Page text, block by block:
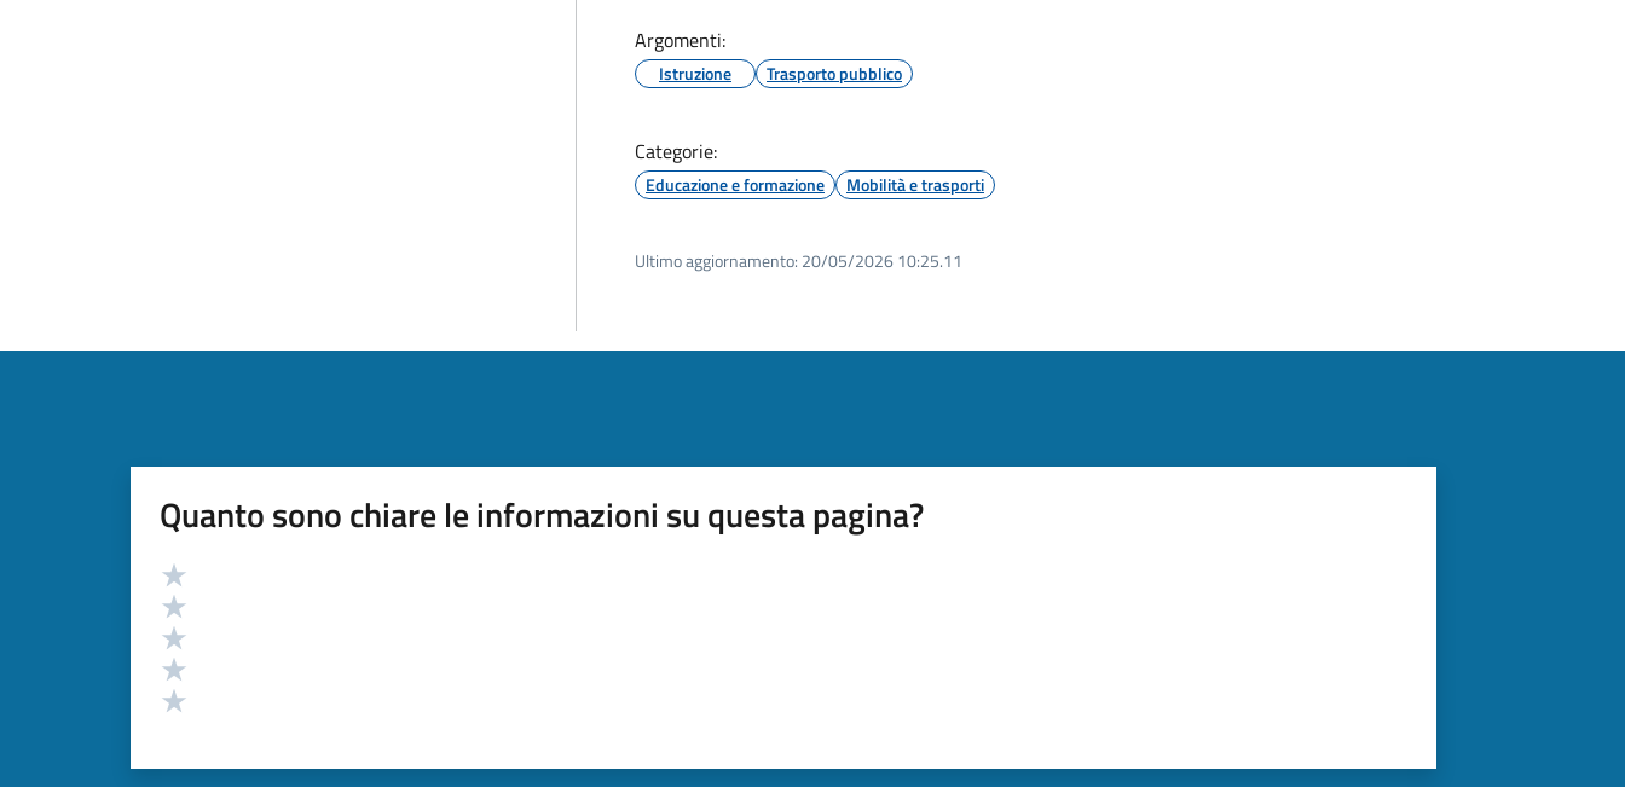
Argomenti:
Istruzione Trasporto pubblico
Categorie:
Educazione e formazione Mobilità e trasporti
Ultimo aggiornamento: 20/05/2026 10:25.11
Quanto sono chiare le informazioni su questa pagina?
Valutazione